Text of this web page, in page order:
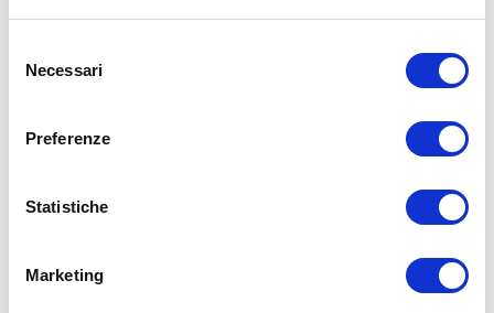
delNecessari
Preferenze
Statistiche
Marketing
15WORKOUT